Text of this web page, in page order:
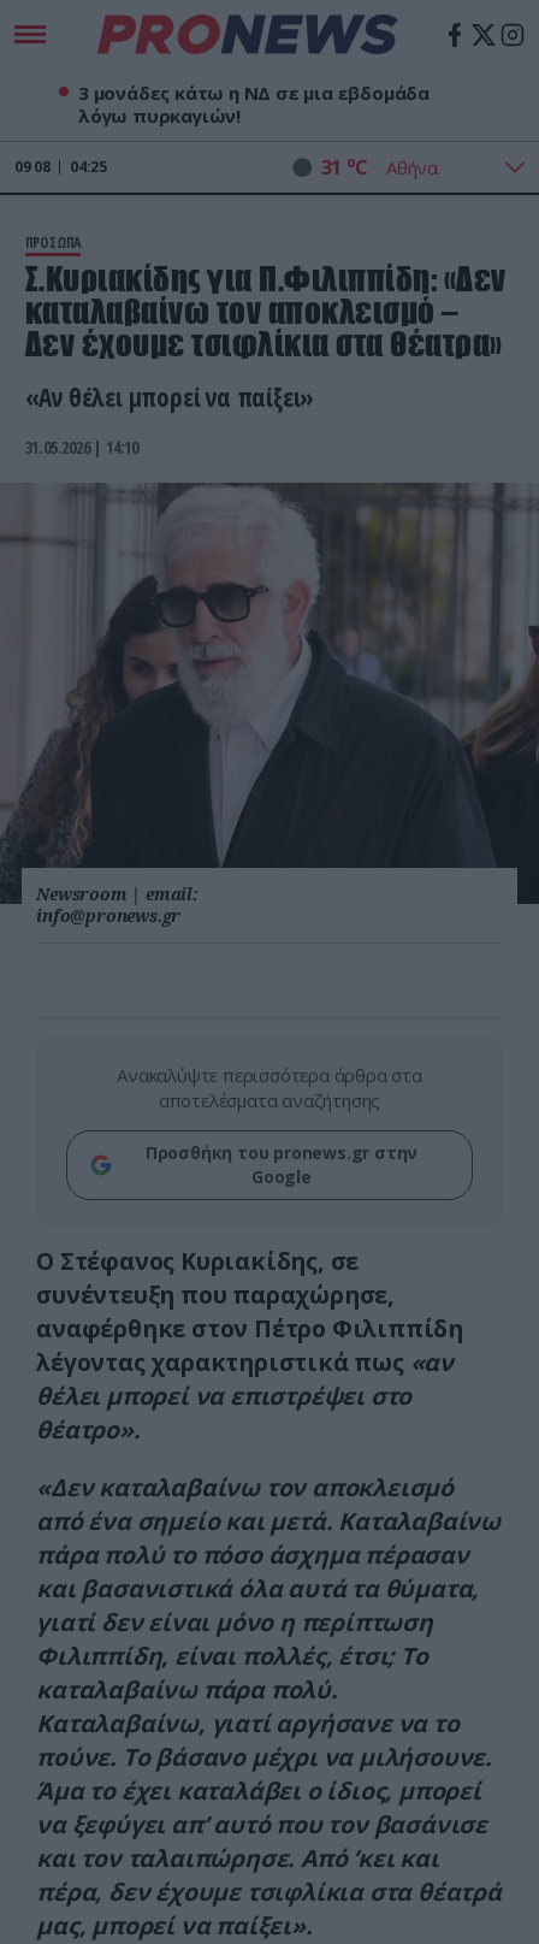
3 μονάδες κάτω η ΝΔ σε μια εβδομάδα
λόγω πυρκαγιών!
09 08 04:25 31 oC
ΠΡΟΣΩΠΑ
Σ.Κυριακίδης για Π.Φιλιππίδη: «Δεν
καταλαβαίνω τον αποκλεισμό –
Δεν έχουμε τσιφλίκια στα θέατρα»
«Αν θέλει μπορεί να παίξει»
31.05.2026 | 14:10
Newsroom | email:
info@pronews.gr
Ανακαλύψτε περισσότερα άρθρα στα
αποτελέσματα αναζήτησης
Προσθήκη του pronews.gr στην
Google
Ο Στέφανος Κυριακίδης, σε
συνέντευξη που παραχώρησε,
αναφέρθηκε στον Πέτρο Φιλιππίδη
λέγοντας χαρακτηριστικά πως «αν
θέλει μπορεί να επιστρέψει στο
θέατρο».
«Δεν καταλαβαίνω τον αποκλεισμό
από ένα σημείο και μετά. Καταλαβαίνω
πάρα πολύ το πόσο άσχημα πέρασαν
και βασανιστικά όλα αυτά τα θύματα,
γιατί δεν είναι μόνο η περίπτωση
Φιλιππίδη, είναι πολλές, έτσι; Το
καταλαβαίνω πάρα πολύ.
Καταλαβαίνω, γιατί αργήσανε να το
πούνε. Το βάσανο μέχρι να μιλήσουνε.
Άμα το έχει καταλάβει ο ίδιος, μπορεί
να ξεφύγει απ’ αυτό που τον βασάνισε
και τον ταλαιπώρησε. Από ‘κει και
πέρα, δεν έχουμε τσιφλίκια στα θέατρά
μας, μπορεί να παίξει».